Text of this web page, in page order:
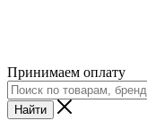
Принимаем оплату
Найти